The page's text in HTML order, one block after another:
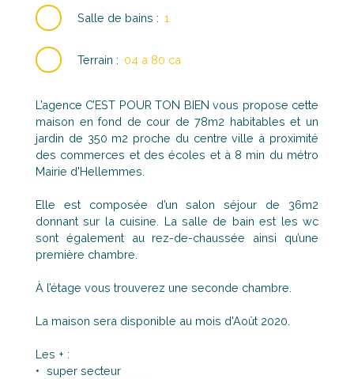
Salle de bains : 1
Terrain : 04 a 80 ca
L’agence C’EST POUR TON BIEN vous propose cette
maison en fond de cour de 78m2 habitables et un
jardin de 350 m2 proche du centre ville à proximité
des commerces et des écoles et à 8 min du métro
Mairie d'Hellemmes.
Elle est composée d’un salon séjour de 36m2
donnant sur la cuisine. La salle de bain est les wc
sont également au rez-de-chaussée ainsi qu’une
première chambre.
À l’étage vous trouverez une seconde chambre.
La maison sera disponible au mois d'Août 2020.
Les + :
super secteur